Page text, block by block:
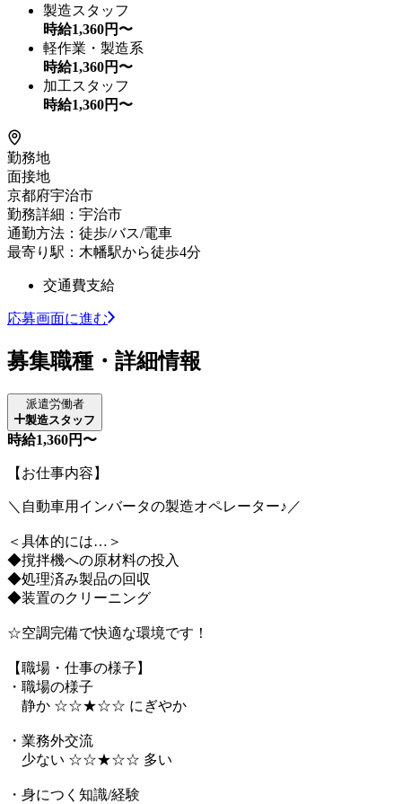
製造スタッフ
時給1,360円〜
軽作業・製造系
時給1,360円〜
加工スタッフ
時給1,360円〜
勤務地
面接地
京都府宇治市
勤務詳細：宇治市
通勤方法：徒歩/バス/電車
最寄り駅：木幡駅から徒歩4分
交通費支給
応募画面に進む
募集職種・詳細情報
派遣労働者
製造スタッフ
時給1,360円〜
【お仕事内容】
＼自動車用インバータの製造オペレーター♪／
＜具体的には…＞
◆撹拌機への原材料の投入
◆処理済み製品の回収
◆装置のクリーニング
☆空調完備で快適な環境です！
【職場・仕事の様子】
・職場の様子
静か ☆☆★☆☆ にぎやか
・業務外交流
少ない ☆☆★☆☆ 多い
・身につく知識/経験